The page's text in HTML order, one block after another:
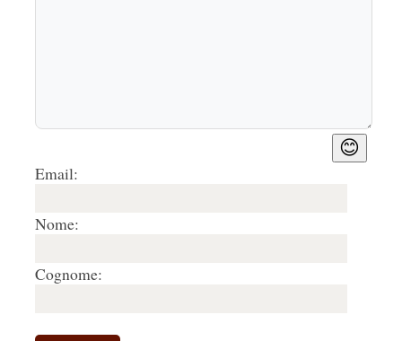
😊
Email:
Nome:
Cognome: